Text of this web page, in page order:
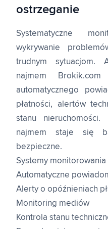
ostrzeganie
Systematyczne
wykrywanie
trudnym sytuacjom.
najmem
automatycznego
płatności, alertów
stanu
najmem staje się
bezpieczne.
Systemy monitorowania
Automatyczne
Alerty o opóźnieniach
Monitoring mediów
Kontrola stanu